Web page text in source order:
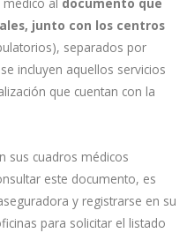
junto con los centros
separados por
incluyen aquellos servicios
que cuentan con la
sus cuadros médicos
este documento, es
y registrarse en su
para solicitar el listado